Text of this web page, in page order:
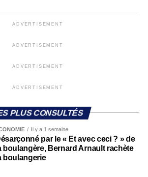
ADVERTISEMENT
ADVERTISEMENT
ADVERTISEMENT
ADVERTISEMENT
PLUS CONSULTÉS
Il y a 1 semaine
par le « Et avec ceci ? » de
boulangère, Bernard Arnault rachète
boulangerie